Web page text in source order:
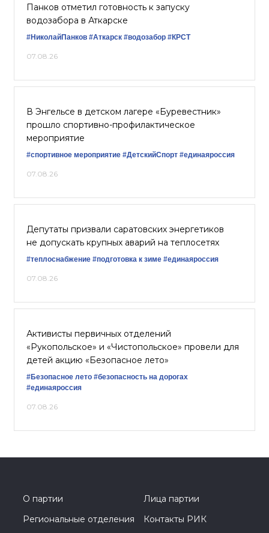
Панков отметил готовность к запуску
водозабора в Аткарске
#НиколайПанков #Аткарск #водозабор #КРСТ
07.08.26
В Энгельсе в детском лагере «Буревестник»
прошло спортивно-профилактическое
мероприятие
#спортивное мероприятие #ДетскийСпорт #единаяроссия
07.08.26
Депутаты призвали саратовских энергетиков
не допускать крупных аварий на теплосетях
#теплоснабжение #подготовка к зиме #единаяроссия
07.08.26
Активисты первичных отделений
«Рукопольское» и «Чистопольское» провели для
детей акцию «Безопасное лето»
#Безопасное лето #безопасность на дорогах
#единаяроссия
07.08.26
О партии
Лица партии
Региональные отделения
Контакты РИК